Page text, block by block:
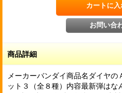
商品詳細
メーカーバンダイ商品名ダイヤ
ット３（全８種）内容最新弾は